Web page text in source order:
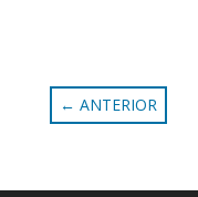
← ANTERIOR